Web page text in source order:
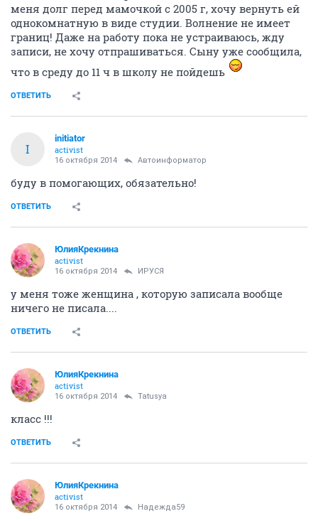
меня долг перед мамочкой с 2005 г, хочу вернуть ей
однокомнатную в виде студии. Волнение не имеет
границ! Даже на работу пока не устраиваюсь, жду
записи, не хочу отпрашиваться. Сыну уже сообщила,
что в среду до 11 ч в школу не пойдешь
ОТВЕТИТЬ
I
initiator
activist
16 октября 2014 Автоинформатор
буду в помогающих, обязательно!
ОТВЕТИТЬ
ЮлияКрекнина
activist
16 октября 2014 ИРУСЯ
у меня тоже женщина , которую записала вообще
ничего не писала....
ОТВЕТИТЬ
ЮлияКрекнина
activist
16 октября 2014 Tatusya
класс !!!
ОТВЕТИТЬ
ЮлияКрекнина
activist
16 октября 2014 Надежда59